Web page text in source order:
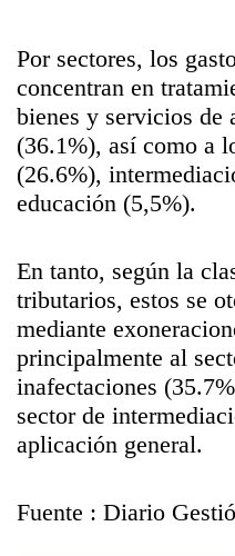
Por sectores, los
concentran en
bienes y servicios de
(36.1%), así como a
(26.6%),
educación (5,5%).
En tanto, según la
tributarios, estos se
mediante
principalmente al
inafectaciones
sector de
aplicación general.
Fuente : Diario